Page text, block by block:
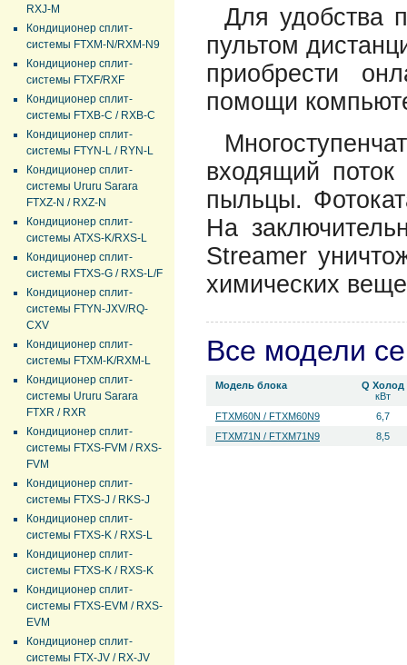
RXJ-M
Кондиционер сплит-
системы FTXM-N/RXM-N9
Кондиционер сплит-
системы FTXF/RXF
Кондиционер сплит-
системы FTXB-C / RXB-C
Кондиционер сплит-
системы FTYN-L / RYN-L
Кондиционер сплит-
системы Ururu Sarara
FTXZ-N / RXZ-N
Кондиционер сплит-
системы ATXS-K/RXS-L
Кондиционер сплит-
системы FTXS-G / RXS-L/F
Кондиционер сплит-
системы FTYN-JXV/RQ-
CXV
Кондиционер сплит-
системы FTXM-K/RXM-L
Кондиционер сплит-
системы Ururu Sarara
FTXR / RXR
Кондиционер сплит-
системы FTXS-FVM / RXS-
FVM
Кондиционер сплит-
системы FTXS-J / RKS-J
Кондиционер сплит-
системы FTXS-K / RXS-L
Кондиционер сплит-
системы FTXS-K / RXS-K
Кондиционер сплит-
системы FTXS-EVM / RXS-
EVM
Кондиционер сплит-
системы FTX-JV / RX-JV
Для удобства
пультом
приобрести
помощи
входящий
пыльцы.
На
Streamer
химических
Все модели
Модель блока
Q Холод
кВт
FTXM60N / FTXM60N9
6,7
FTXM71N / FTXM71N9
8,5